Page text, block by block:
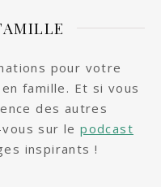
pour votre
famille. Et si vous
des autres
vous sur lepodcast
inspirants !